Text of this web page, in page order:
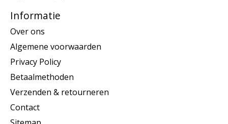
Informatie
Over ons
Algemene voorwaarden
Privacy Policy
Betaalmethoden
Verzenden & retourneren
Contact